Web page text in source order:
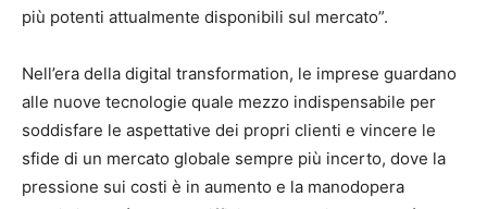
più potenti attualmente disponibili sul mercato”.
Nell’era della digital transformation, le imprese guardano
alle nuove tecnologie quale mezzo indispensabile per
soddisfare le aspettative dei propri clienti e vincere le
sfide di un mercato globale sempre più incerto, dove la
pressione sui costi è in aumento e la manodopera